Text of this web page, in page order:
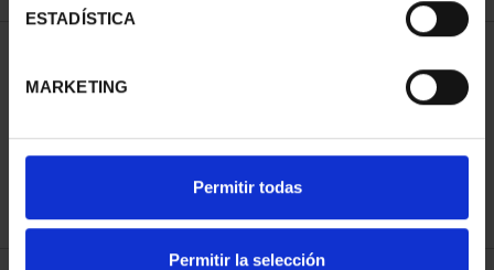
ESTADÍSTICA
MARKETING
Permitir todas
Permitir la selección
REFINAR